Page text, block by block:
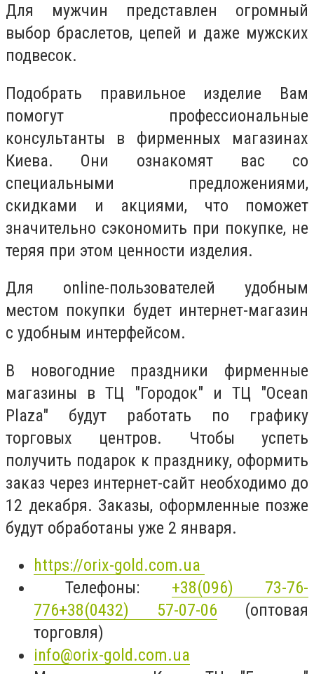
Для мужчин представлен огромный
выбор браслетов, цепей и даже мужских
подвесок.
Подобрать правильное изделие Вам
помогут профессиональные
консультанты в фирменных магазинах
Киева. Они ознакомят вас со
специальными предложениями,
скидками и акциями, что поможет
значительно сэкономить при покупке, не
теряя при этом ценности изделия.
Для online-пользователей удобным
местом покупки будет интернет-магазин
с удобным интерфейсом.
В новогодние праздники фирменные
магазины в ТЦ "Городок" и ТЦ "Ocean
Plaza" будут работать по графику
торговых центров. Чтобы успеть
получить подарок к празднику, оформить
заказ через интернет-сайт необходимо до
12 декабря. Заказы, оформленные позже
будут обработаны уже 2 января.
https://orix-gold.com.ua
Телефоны: +38(096) 73-76-
776+38(0432) 57-07-06 (оптовая
торговля)
info@orix-gold.com.ua